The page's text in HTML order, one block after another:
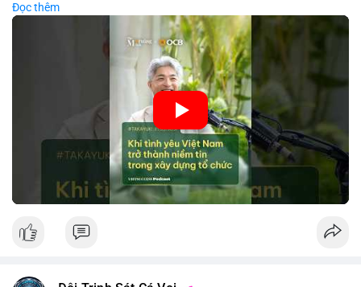
các công ty blockchain và tiền mã hoá. Sự tăng cường niềm
tin này giúp giảm rủi ro thị trường, cải thiện chi phí vốn và thúc
đẩy sự phát triển bền vững của ngành công nghệ tài chính. Các
nhà quản lý cần khai thác tinh thần này để xây dựng chiến lược
phát triển bền vững và thu hút vốn đầu tư.
🎥 Xem video trực tiếp tại:
Nguồn: VIETSUCCESS
Đọc thêm